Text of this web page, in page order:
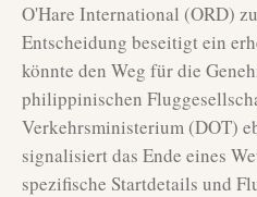
O'Hare International (ORD)
Entscheidung beseitigt ein
könnte den Weg für die
philippinischen
Verkehrsministerium (DOT)
signalisiert das Ende eines
spezifische Startdetails und